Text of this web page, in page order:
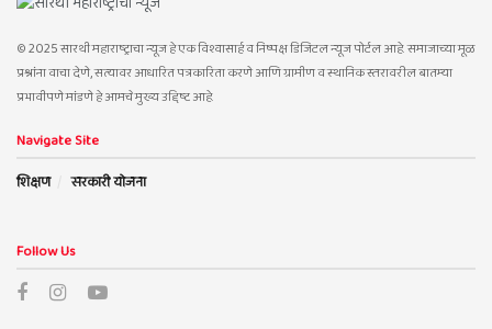
© 2025 सारथी महाराष्ट्राचा न्यूज हे एक विश्वासार्ह व निष्पक्ष डिजिटल न्यूज पोर्टल आहे. समाजाच्या मूळ
प्रश्नांना वाचा देणे, सत्यावर आधारित पत्रकारिता करणे आणि ग्रामीण व स्थानिक स्तरावरील बातम्या
प्रभावीपणे मांडणे हे आमचे मुख्य उद्दिष्ट आहे.
Navigate Site
शिक्षण
सरकारी योजना
Follow Us